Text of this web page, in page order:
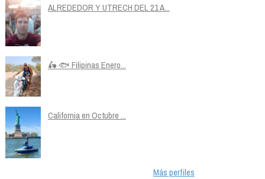
ALREDEDOR Y UTRECH DEL 21 A...
🛵 🐟 Filipinas Enero...
California en Octubre ...
Más perfiles